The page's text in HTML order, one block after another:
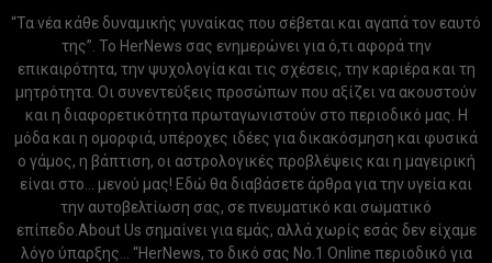
“Τα νέα κάθε δυναμικής γυναίκας που σέβεται και αγαπά τον εαυτό
της”. Το HerNews σας ενημερώνει για ό,τι αφορά την
επικαιρότητα, την ψυχολογία και τις σχέσεις, την καριέρα και τη
μητρότητα. Οι συνεντεύξεις προσώπων που αξίζει να ακουστούν
και η διαφορετικότητα πρωταγωνιστούν στο περιοδικό μας. Η
μόδα και η ομορφιά, υπέροχες ιδέες για δικακόσμηση και φυσικά
ο γάμος, η βάπτιση, οι αστρολογικές προβλέψεις και η μαγειρική
είναι στο... μενού μας! Εδώ θα διαβάσετε άρθρα για την υγεία και
την αυτοβελτίωση σας, σε πνευματικό και σωματικό
επίπεδο.About Us σημαίνει για εμάς, αλλά χωρίς εσάς δεν είχαμε
λόγο ύπαρξης... “HerNews, το δικό σας Νo.1 Online περιοδικό για